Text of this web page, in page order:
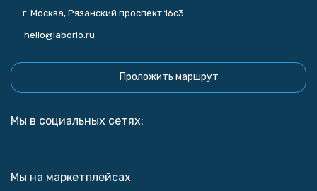
г. Москва, Рязанский проспект 16с3
hello@laborio.ru
Проложить маршрут
Мы в социальных сетях:
Мы на маркетплейсах